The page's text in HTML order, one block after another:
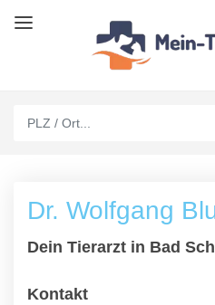
Dr. Wolfgang
Dein Tierarzt in Bad
Kontakt